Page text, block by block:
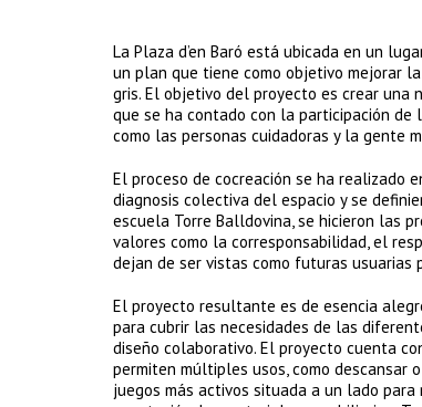
La Plaza d’en Baró está ubicada en un
un plan que tiene como objetivo mejorar
gris. El objetivo del proyecto es crear una
que se ha contado con la participación de
como las personas cuidadoras y la gente
El proceso de cocreación se ha realizado
diagnosis colectiva del espacio y se
escuela Torre Balldovina, se hicieron las
valores como la corresponsabilidad, el
dejan de ser vistas como futuras usuarias
El proyecto resultante es de esencia
para cubrir las necesidades de las
diseño colaborativo. El proyecto cuenta
permiten múltiples usos, como descansar
juegos más activos situada a un lado